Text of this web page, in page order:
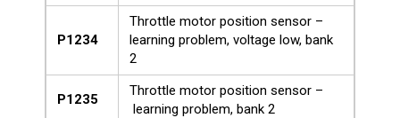
P1234
Throttle motor position sensor –
learning problem, voltage low, bank
2
P1235
Throttle motor position sensor –
learning problem, bank 2